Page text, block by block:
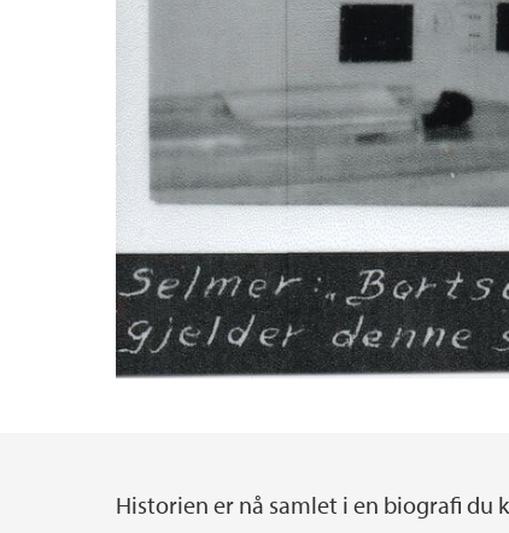
Hovedinnhold
Historien er nå samlet i en biografi du